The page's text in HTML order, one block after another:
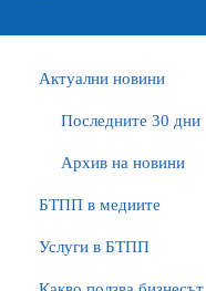
Актуални новини
Последните 30 дни
Архив на новини
БTПП в медиите
Услуги в БТПП